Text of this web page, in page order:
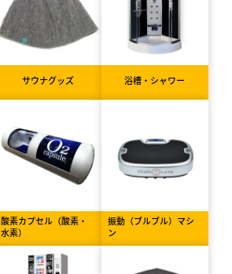
サウナグッズ 浴槽・シャワー
酸素カプセル（酸素・
水素）
振動（ブルブル）マシ
ン